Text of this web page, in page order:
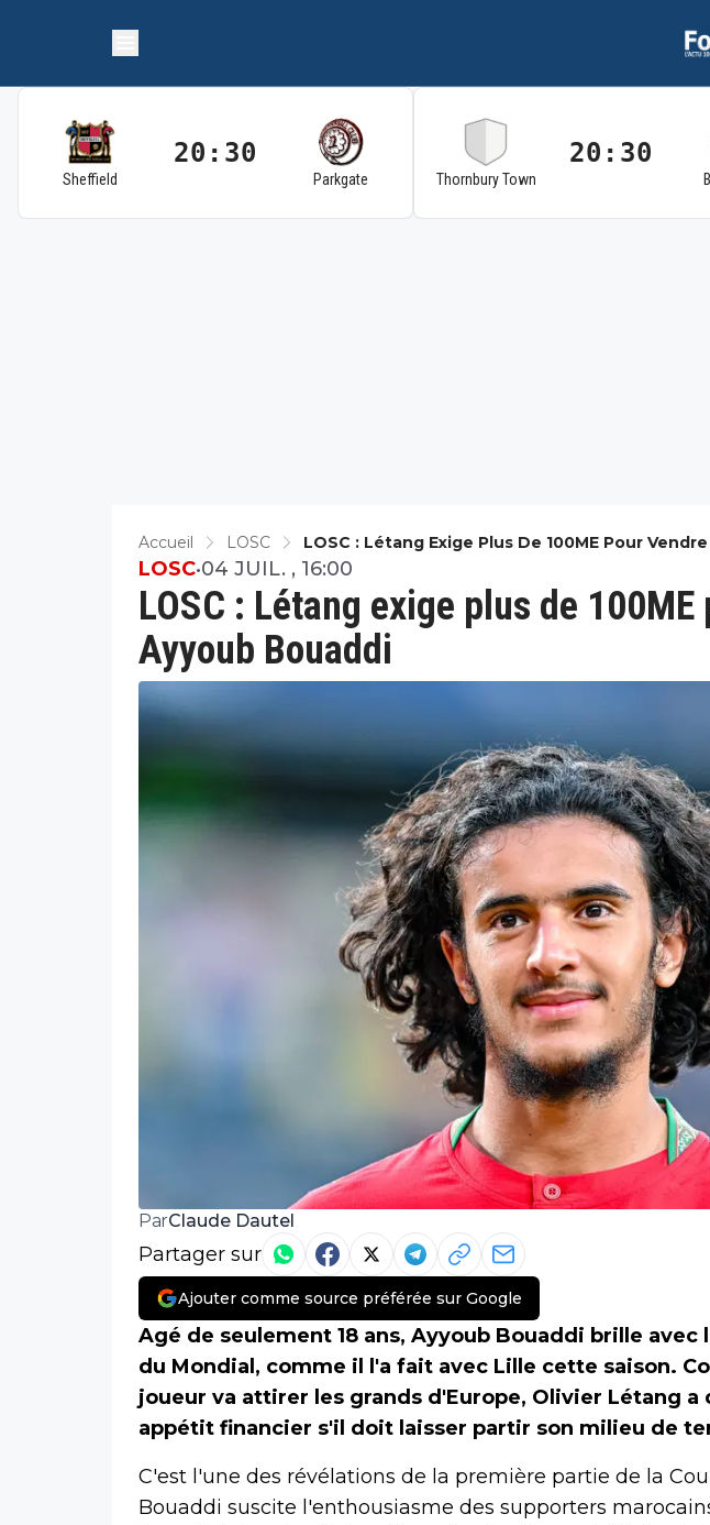
Sheffield
20:30
Parkgate Thornbury Town
20:30
Accueil LOSC LOSC : Létang Exige Plus De 100ME Pour
LOSC : Létang exige plus de
Ayyoub Bouaddi
LOSC•04 JUIL. , 16:00
ParClaude Dautel
Partager sur
Ajouter comme source préférée sur Google
Agé de seulement 18 ans, Ayyoub Bouaddi brille avec
du Mondial, comme il l'a fait avec Lille cette saison.
joueur va attirer les grands d'Europe, Olivier Létang a
appétit financier s'il doit laisser partir son milieu de
C'est l'une des révélations de la première partie de la
Bouaddi suscite l'enthousiasme des supporters